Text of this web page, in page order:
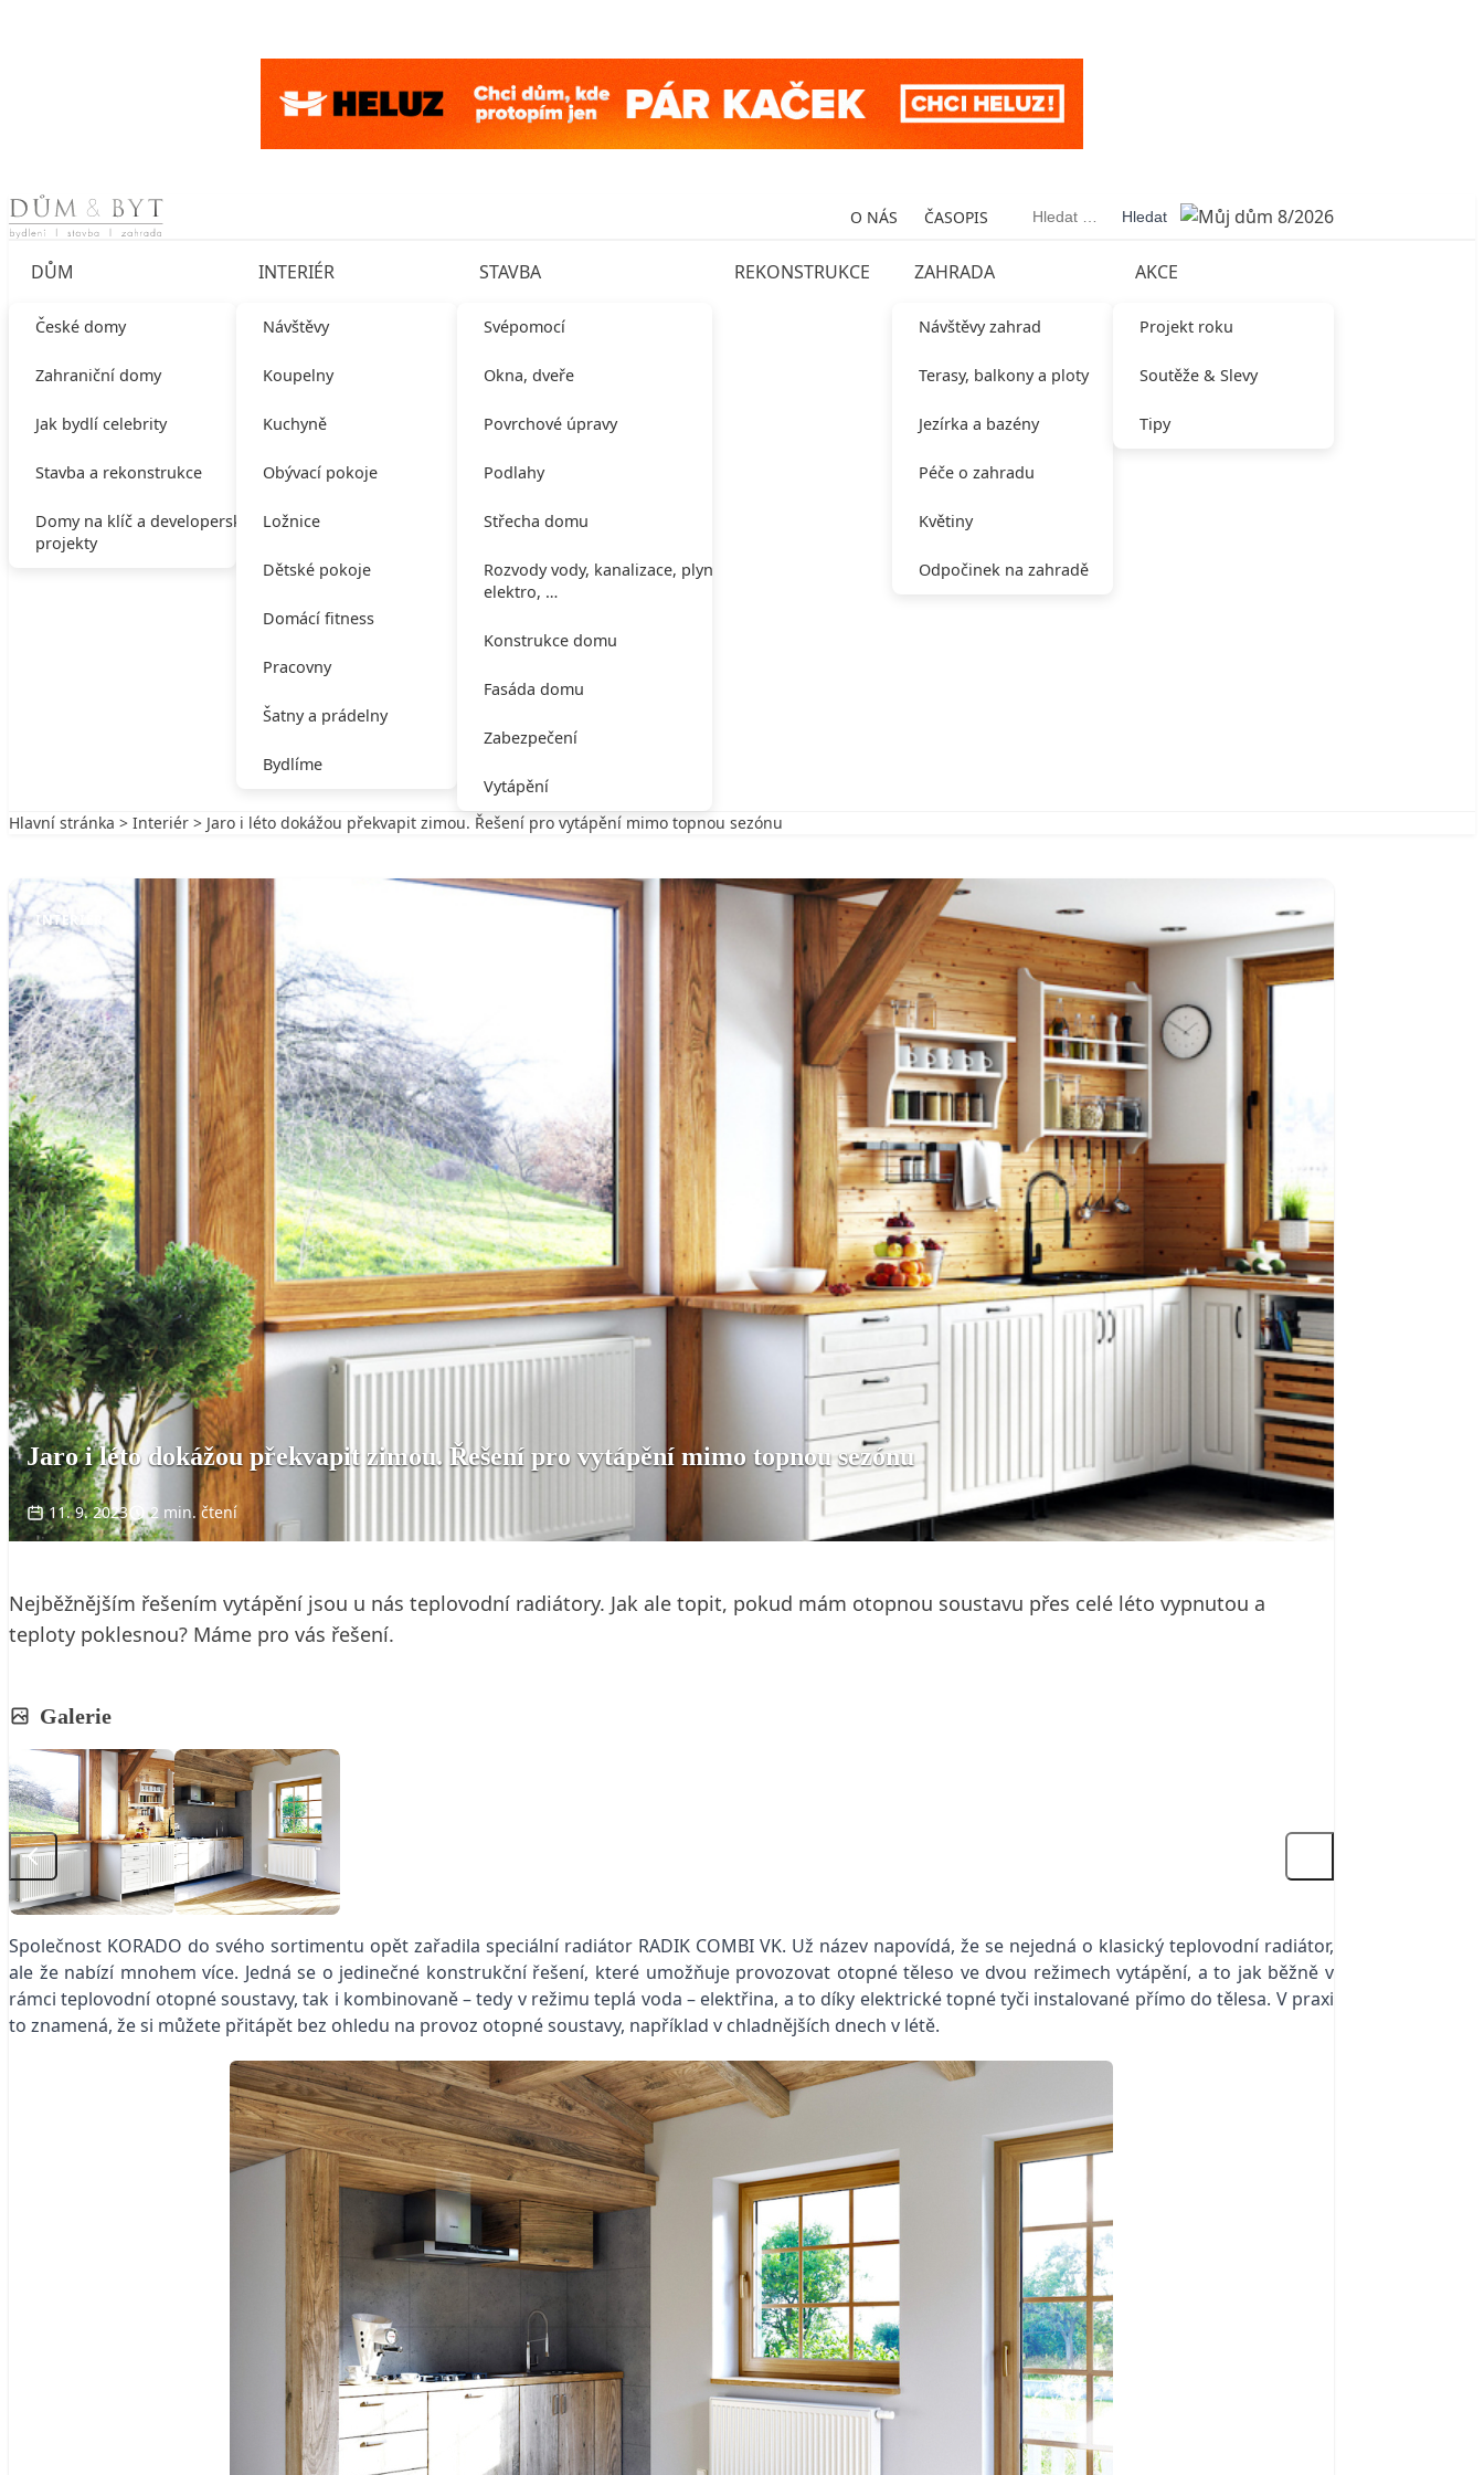
Skip to content O NÁS ČASOPIS Vyhledávání
DŮM
České domy
Zahraniční domy
Jak bydlí celebrity
Stavba a rekonstrukce
Domy na klíč a developerské
projekty
INTERIÉR
Návštěvy
Koupelny
Kuchyně
Obývací pokoje
Ložnice
Dětské pokoje
Domácí fitness
Pracovny
Šatny a prádelny
Bydlíme
STAVBA
Svépomocí
Okna, dveře
Povrchové úpravy
Podlahy
Střecha domu
Rozvody vody, kanalizace, plynu,
elektro, …
Konstrukce domu
Fasáda domu
Zabezpečení
Vytápění
REKONSTRUKCE ZAHRADA
Návštěvy zahrad
Terasy, balkony a ploty
Jezírka a bazény
Péče o zahradu
Květiny
Odpočinek na zahradě
AKCE
Projekt roku
Soutěže & Slevy
Tipy
Hlavní stránka > Interiér > Jaro i léto dokážou překvapit zimou. Řešení pro vytápění mimo topnou sezónu
INTERIÉR
Jaro i léto dokážou překvapit zimou. Řešení pro vytápění mimo topnou sezónu
11. 9. 2023 2 min. čtení
Nejběžnějším řešením vytápění jsou u nás teplovodní radiátory. Jak ale topit, pokud mám otopnou soustavu přes celé léto vypnutou a
teploty poklesnou? Máme pro vás řešení.
Galerie
Společnost KORADO do svého sortimentu opět zařadila speciální radiátor RADIK COMBI VK. Už název napovídá, že se nejedná o klasický teplovodní radiátor,
ale že nabízí mnohem více. Jedná se o jedinečné konstrukční řešení, které umožňuje provozovat otopné těleso ve dvou režimech vytápění, a to jak běžně v
rámci teplovodní otopné soustavy, tak i kombinovaně – tedy v režimu teplá voda – elektřina, a to díky elektrické topné tyči instalované přímo do tělesa. V praxi
to znamená, že si můžete přitápět bez ohledu na provoz otopné soustavy, například v chladnějších dnech v létě.